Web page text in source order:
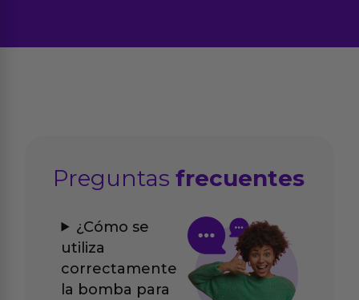
Preguntasfrecuentes
¿Cómo se
utiliza
correctamente
la bomba para